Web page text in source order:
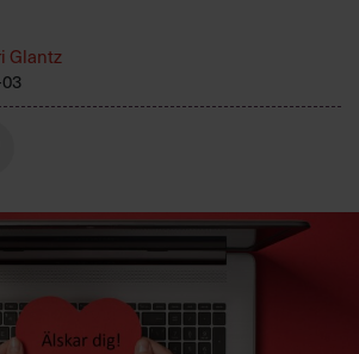
för
Glantz